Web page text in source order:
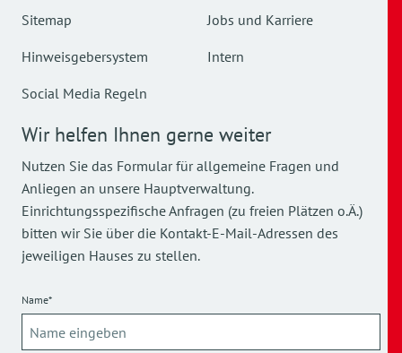
Sitemap
Hinweisgebersystem
Social Media Regeln
Jobs und Karriere
Intern
Wir helfen Ihnen gerne weiter
Nutzen Sie das Formular für allgemeine Fragen und
Anliegen an unsere Hauptverwaltung.
Einrichtungsspezifische Anfragen (zu freien Plätzen o.Ä.)
bitten wir Sie über die Kontakt-E-Mail-Adressen des
jeweiligen Hauses zu stellen.
Name*